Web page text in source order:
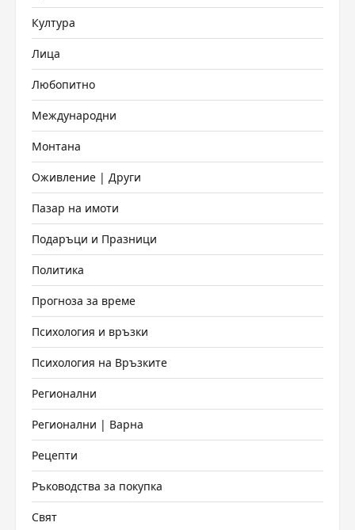
Култура
Лица
Любопитно
Международни
Монтана
Оживление | Други
Пазар на имоти
Подаръци и Празници
Политика
Прогноза за време
Психология и връзки
Психология на Връзките
Регионални
Регионални | Варна
Рецепти
Ръководства за покупка
Свят